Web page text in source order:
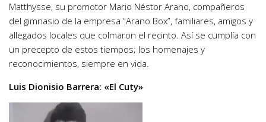
Matthysse, su promotor Mario Néstor Arano, compañeros
del gimnasio de la empresa “Arano Box”, familiares, amigos y
allegados locales que colmaron el recinto. Así se cumplía con
un precepto de estos tiempos; los homenajes y
reconocimientos, siempre en vida.
Luis Dionisio Barrera: «El Cuty»